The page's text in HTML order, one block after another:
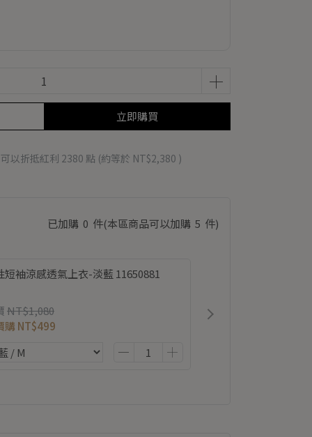
立即購買
以折抵紅利 2380 點 (約等於 NT$2,380 )
已加購 0 件(本區商品可以加購 5 件)
短袖涼感透氣上衣-淡藍 11650881
NT$1,080
購 NT$499